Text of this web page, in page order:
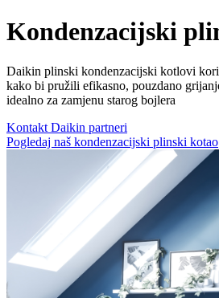
Kondenzacijski
Daikin plinski kondenzacijski kotlovi
kako bi pružili efikasno, pouzdano
idealno za zamjenu starog bojlera
Kontakt Daikin partneri
Pogledaj naš kondenzacijski plinski kotao